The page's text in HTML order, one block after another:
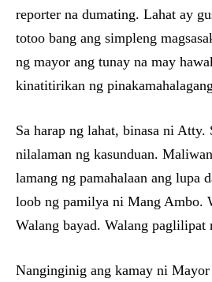
reporter na dumating. Lahat ay
totoo bang ang simpleng
ng mayor ang tunay na may
kinatitirikan ng
Sa harap ng lahat, binasa ni Atty.
nilalaman ng kasunduan.
lamang ng pamahalaan ang lupa
loob ng pamilya ni Mang Ambo.
Walang bayad. Walang paglilipat
Nanginginig ang kamay ni